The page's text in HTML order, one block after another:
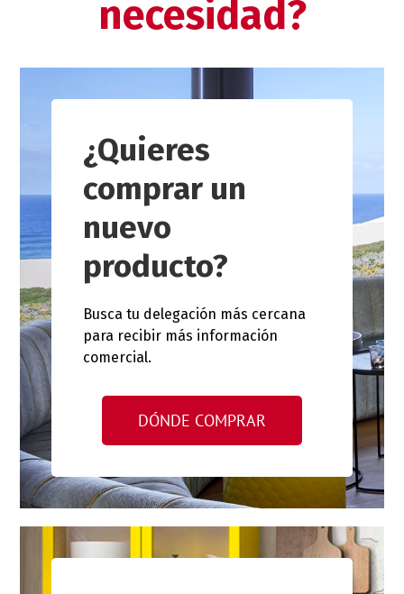
necesidad?
¿Quieres
comprar un
nuevo
producto?
Busca tu delegación más cercana
para recibir más información
comercial.
DÓNDE COMPRAR